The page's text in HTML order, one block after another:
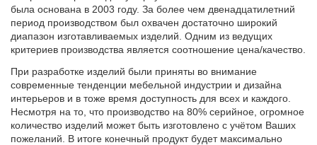
была основана в 2003 году. За более чем двенадцатилетний
период производством был охвачен достаточно широкий
диапазон изготавливаемых изделий. Одним из ведущих
критериев производства является соотношение цена/качество.
При разработке изделий были приняты во внимание
современные тенденции мебельной индустрии и дизайна
интерьеров и в тоже время доступность для всех и каждого.
Несмотря на то, что производство на 80% серийное, огромное
количество изделий может быть изготовлено с учётом Ваших
пожеланий. В итоге конечный продукт будет максимально